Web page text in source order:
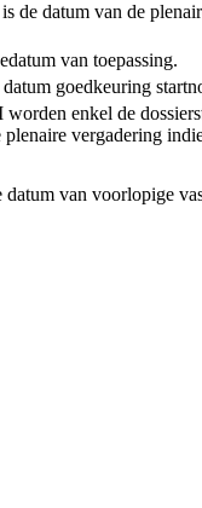
de datum van de
van toepassing.
goedkeuring
enkel de
vergadering
van voorlopige